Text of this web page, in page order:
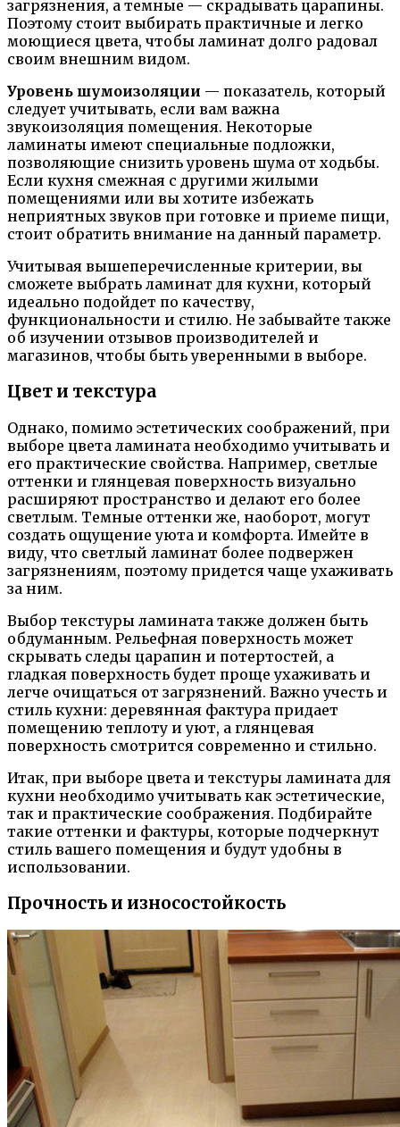
загрязнения, а темные — скрадывать царапины.
Поэтому стоит выбирать практичные и легко
моющиеся цвета, чтобы ламинат долго радовал
своим внешним видом.
Уровень шумоизоляции — показатель, который
следует учитывать, если вам важна
звукоизоляция помещения. Некоторые
ламинаты имеют специальные подложки,
позволяющие снизить уровень шума от ходьбы.
Если кухня смежная с другими жилыми
помещениями или вы хотите избежать
неприятных звуков при готовке и приеме пищи,
стоит обратить внимание на данный параметр.
Учитывая вышеперечисленные критерии, вы
сможете выбрать ламинат для кухни, который
идеально подойдет по качеству,
функциональности и стилю. Не забывайте также
об изучении отзывов производителей и
магазинов, чтобы быть уверенными в выборе.
Цвет и текстура
Однако, помимо эстетических соображений, при
выборе цвета ламината необходимо учитывать и
его практические свойства. Например, светлые
оттенки и глянцевая поверхность визуально
расширяют пространство и делают его более
светлым. Темные оттенки же, наоборот, могут
создать ощущение уюта и комфорта. Имейте в
виду, что светлый ламинат более подвержен
загрязнениям, поэтому придется чаще ухаживать
за ним.
Выбор текстуры ламината также должен быть
обдуманным. Рельефная поверхность может
скрывать следы царапин и потертостей, а
гладкая поверхность будет проще ухаживать и
легче очищаться от загрязнений. Важно учесть и
стиль кухни: деревянная фактура придает
помещению теплоту и уют, а глянцевая
поверхность смотрится современно и стильно.
Итак, при выборе цвета и текстуры ламината для
кухни необходимо учитывать как эстетические,
так и практические соображения. Подбирайте
такие оттенки и фактуры, которые подчеркнут
стиль вашего помещения и будут удобны в
использовании.
Прочность и износостойкость